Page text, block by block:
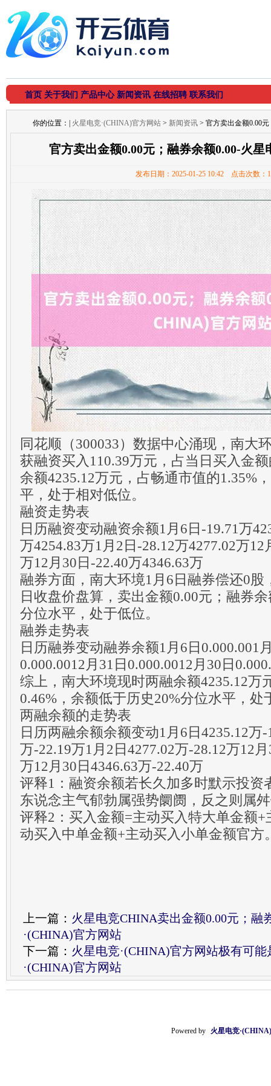
首页 关于我们 产品中心 新闻资讯 在线招聘 联系我们
你的位置： 火星电竞·(CHINA)官方网站 > 新闻资讯 > 官方卖出金额0.00
官方卖出金额0.00元；融券余额0.00-火
发布日期：2025-01-25 10:42 点击次数：
同花顺（300033）数据中心涌现，南大
获融资买入110.39万元，占当日买入金
余额4235.12万元，占畅通市值的1.35%
平，处于相对低位。
融资走势表
日历融资变动融资余额1月6日-19.71万
万4254.83万1月2日-28.12万4277.02万12
万12月30日-22.40万4346.63万
融券方面，南大环境1月6日融券偿还0股
日收盘价盘算，卖出金额0.00元；融券
分位水平，处于低位。
融券走势表
日历融券变动融券余额1月6日0.000.001
0.000.0012月31日0.000.0012月30日
综上，南大环境现时两融余额4235.12万
0.46%，余额低于历史20%分位水平，处
两融余额的走势表
日历两融余额余额变动1月6日4235.12万
万-22.19万1月2日4277.02万-28.12万12
万12月30日4346.63万-22.40万
评释1：融资余额若长久加多时默示投资
东说念主气郁勃属强势阛阓，反之则属
评释2：买入金额=主动买入特大单金额
动买入中单金额+主动买入小单金额官方
上一篇： 火星电竞CHINA卖出金额0.00元；融
·(CHINA)官方网站
下一篇： 火星电竞·(CHINA)官方网站极有可
·(CHINA)官方网站
Powered by 火星电竞